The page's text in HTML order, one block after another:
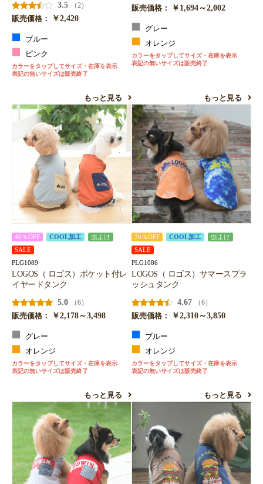
3.5
（2）
販売価格：
￥2,420
ブルー
ピンク
カラーをタップしてサイズ・在庫を表示
表記の無いサイズは販売終了
もっと見る
販売価格：
￥1,694～2,002
グレー
オレンジ
カラーをタップしてサイズ・在庫を表示
表記の無いサイズは販売終了
もっと見る
40％OFF COOL加工
虫よけ
SALE
PLG1089
LOGOS（ ロゴス）ポケット付レ
イヤードタンク
5.0
（6）
販売価格：
￥2,178～3,498
グレー
オレンジ
カラーをタップしてサイズ・在庫を表示
表記の無いサイズは販売終了
もっと見る
30％OFF COOL加工
虫よけ
SALE
PLG1086
LOGOS（ ロゴス）サマースプラ
ッシュタンク
4.67
（6）
販売価格：
￥2,310～3,850
ブルー
オレンジ
カラーをタップしてサイズ・在庫を表示
表記の無いサイズは販売終了
もっと見る